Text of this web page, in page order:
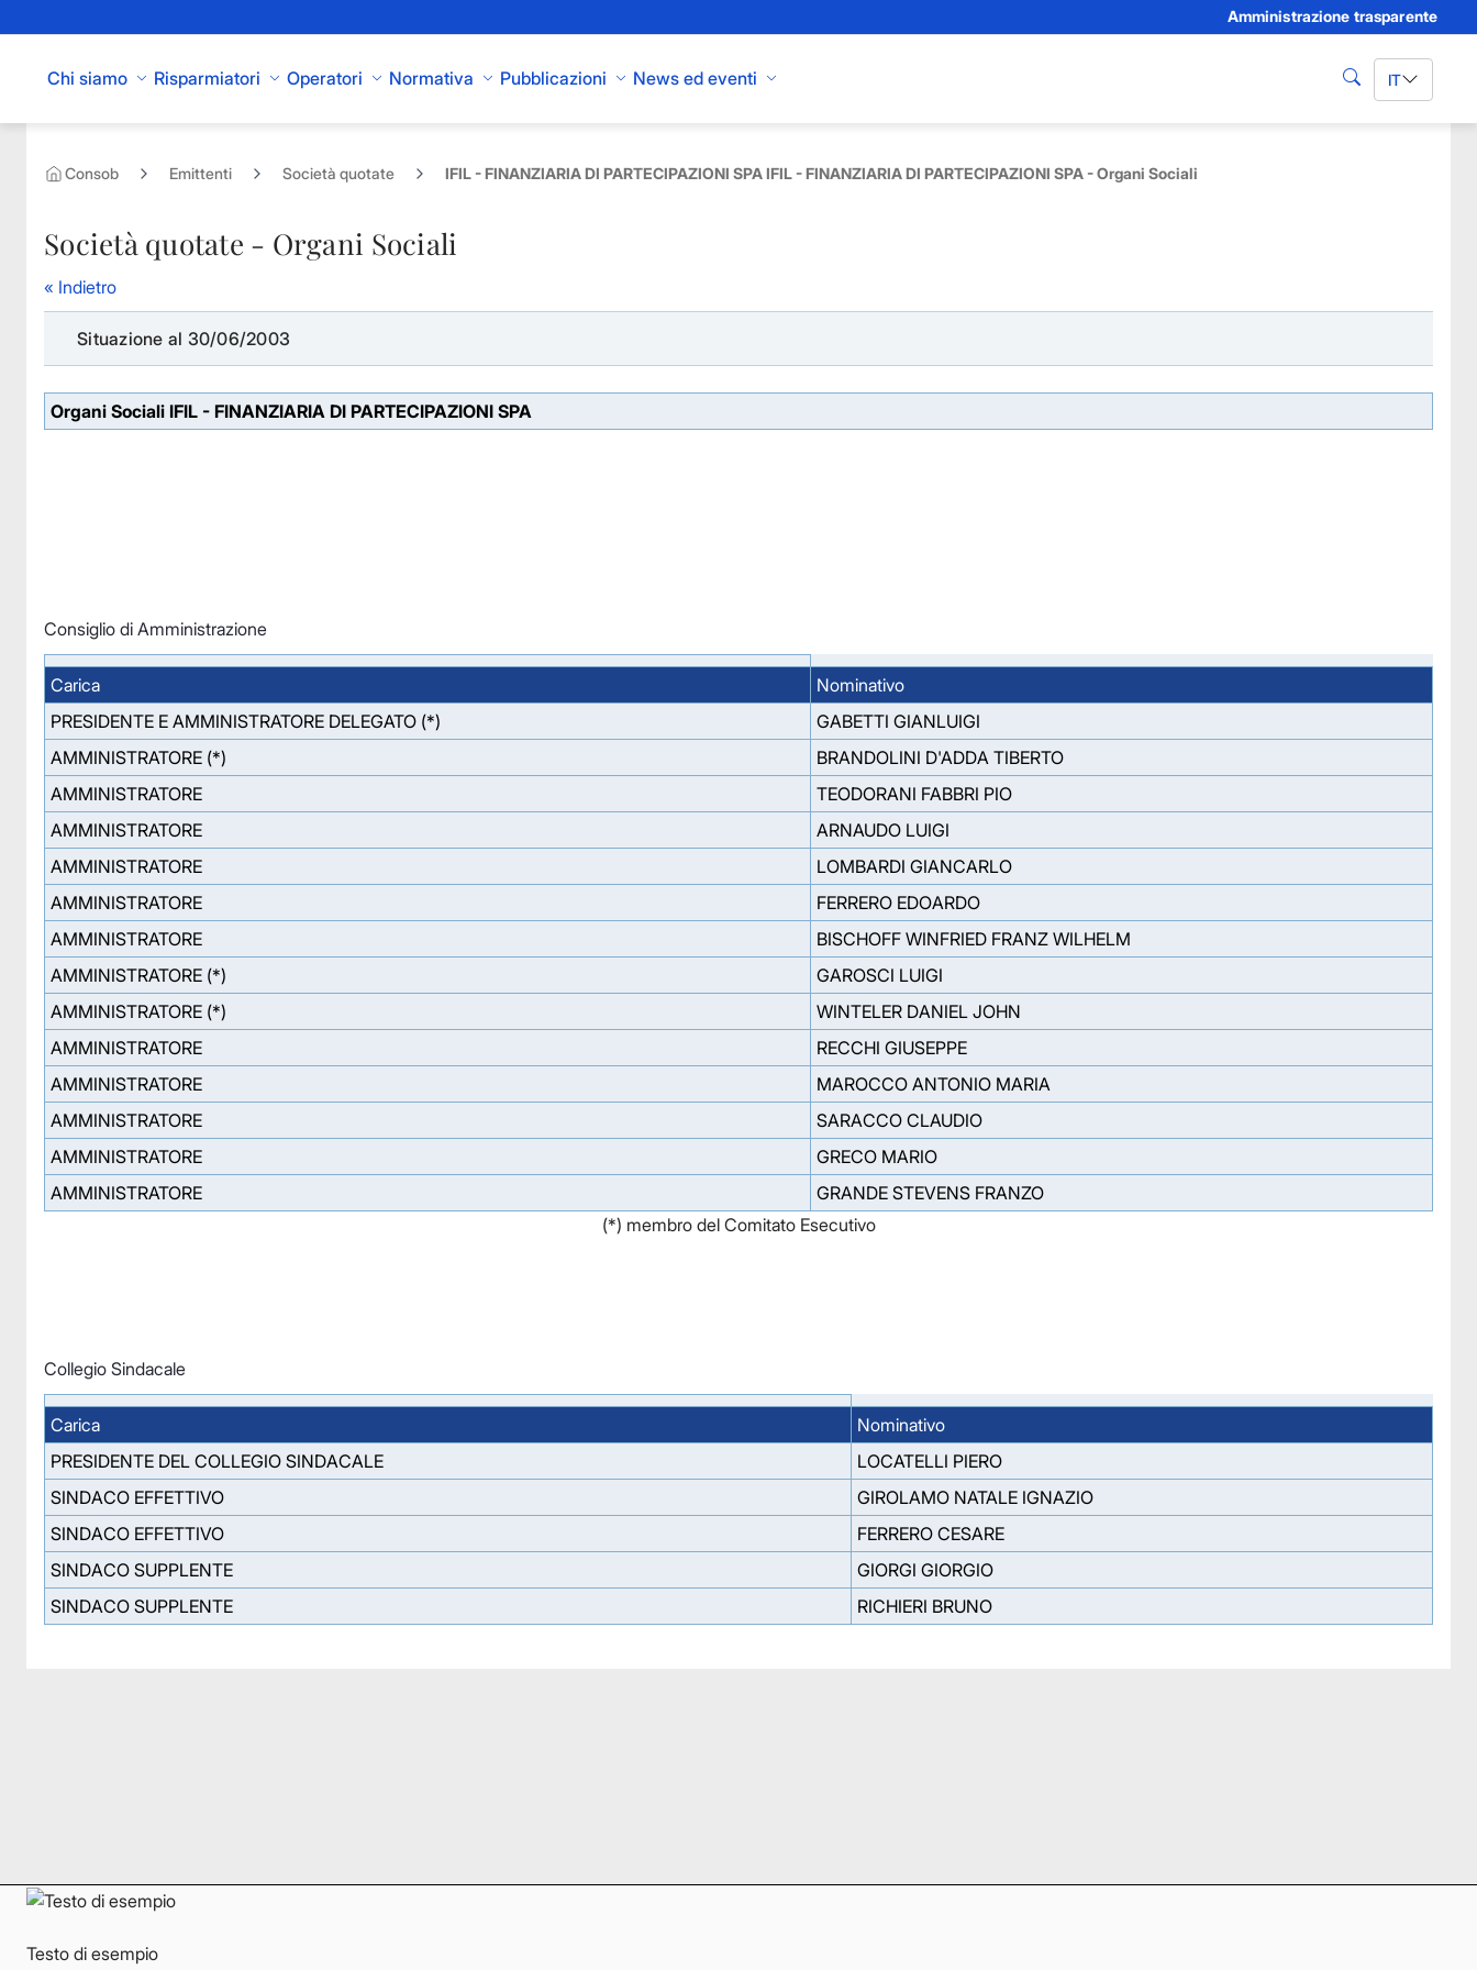
Amministrazione trasparente
Chi siamo Risparmiatori Operatori Normativa Pubblicazioni News ed eventi cerca IT
Consob Emittenti Società quotate IFIL - FINANZIARIA DI PARTECIPAZIONI SPA IFIL - FINANZIARIA DI PARTECIPAZIONI SPA - Organi Sociali
Società quotate - Organi Sociali
« Indietro
Situazione al 30/06/2003
Organi Sociali IFIL - FINANZIARIA DI PARTECIPAZIONI SPA
Consiglio di Amministrazione
Carica
Nominativo
PRESIDENTE E AMMINISTRATORE DELEGATO (*)
GABETTI GIANLUIGI
AMMINISTRATORE (*)
BRANDOLINI D'ADDA TIBERTO
AMMINISTRATORE
TEODORANI FABBRI PIO
AMMINISTRATORE
ARNAUDO LUIGI
AMMINISTRATORE
LOMBARDI GIANCARLO
AMMINISTRATORE
FERRERO EDOARDO
AMMINISTRATORE
BISCHOFF WINFRIED FRANZ WILHELM
AMMINISTRATORE (*)
GAROSCI LUIGI
AMMINISTRATORE (*)
WINTELER DANIEL JOHN
AMMINISTRATORE
RECCHI GIUSEPPE
AMMINISTRATORE
MAROCCO ANTONIO MARIA
AMMINISTRATORE
SARACCO CLAUDIO
AMMINISTRATORE
GRECO MARIO
AMMINISTRATORE
GRANDE STEVENS FRANZO
(*) membro del Comitato Esecutivo
Collegio Sindacale
Carica
Nominativo
PRESIDENTE DEL COLLEGIO SINDACALE
LOCATELLI PIERO
SINDACO EFFETTIVO
GIROLAMO NATALE IGNAZIO
SINDACO EFFETTIVO
FERRERO CESARE
SINDACO SUPPLENTE
GIORGI GIORGIO
SINDACO SUPPLENTE
RICHIERI BRUNO
Testo di esempio